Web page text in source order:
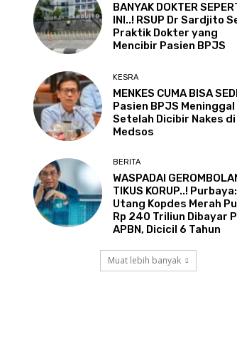
BANYAK DOKTER
INI..! RSUP Dr Sardjito
Praktik Dokter yang
Mencibir Pasien BPJS
KESRA
MENKES CUMA BISA
Pasien BPJS Meninggal
Setelah Dicibir Nakes di
Medsos
BERITA
WASPADAI
TIKUS KORUP..! Purbaya:
Utang Kopdes Merah
Rp 240 Triliun Dibayar
APBN, Dicicil 6 Tahun
Muat lebih banyak